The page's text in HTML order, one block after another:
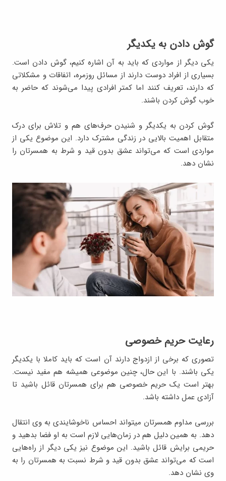
گوش دادن به یکدیگر
یکی دیگر از مواردی که باید به آن اشاره کنیم، گوش دادن است.
بسیاری از افراد دوست دارند از مسائل روزمره، اتفاقات و مشکلاتی
که دارند، تعریف کنند اما کمتر افرادی پیدا می‌شوند که حاضر به
خوب گوش کردن باشند.
گوش کردن به یکدیگر و شنیدن حرف‌های هم و تلاش برای درک
متقابل اهمیت بالایی در زندگی مشترک دارد. این موضوع یکی از
مواردی است که می‌تواند عشق بدون قید و شرط به همسرتان را
نشان دهد.
رعایت حریم خصوصی
تصوری که برخی از ازدواج دارند آن است که باید کاملا با یکدیگر
یکی باشند. با این حال، چنین موضوعی همیشه هم مفید نیست.
بهتر است یک حریم خصوصی هم برای همسرتان قائل باشید تا
آزادی عمل داشته باشد.
بررسی مداوم همسرتان می‎تواند احساس ناخوشایندی به وی انتقال
دهد. به همین دلیل هم در زمان‌هایی لازم است به او فضا بدهید و
حریمی برایش قائل باشید. این موضوع نیز یکی دیگر از راه‌هایی
است که می‌تواند عشق بدون قید و شرط نسبت به همسرتان را به
وی نشان دهد.